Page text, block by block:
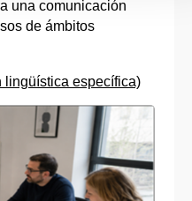
una comunicación
de ámbitos
lingüística específica)